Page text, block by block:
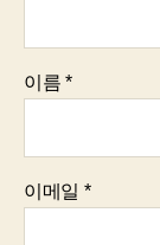
이름*
이메일 *